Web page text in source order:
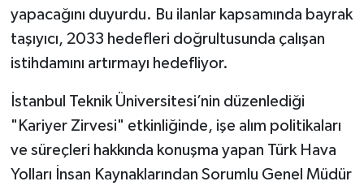
yapacağını duyurdu. Bu ilanlar kapsamında bayrak
taşıyıcı, 2033 hedefleri doğrultusunda çalışan
istihdamını artırmayı hedefliyor.
İstanbul Teknik Üniversitesi’nin düzenlediği
"Kariyer Zirvesi" etkinliğinde, işe alım politikaları
ve süreçleri hakkında konuşma yapan Türk Hava
Yolları İnsan Kaynaklarından Sorumlu Genel Müdür